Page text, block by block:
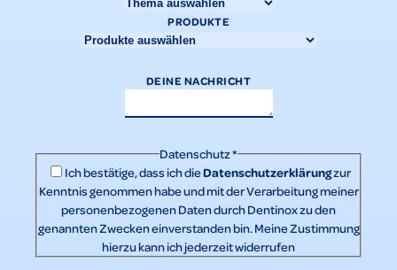
PRODUKTE
DEINE NACHRICHT
Datenschutz*
Ich bestätige, dass ich dieDatenschutzerklärungzur
Kenntnis genommen habe und mit der Verarbeitung meiner
personenbezogenen Daten durch Dentinox zu den
genannten Zwecken einverstanden bin. Meine Zustimmung
hierzu kann ich jederzeit widerrufen